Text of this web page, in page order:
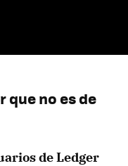
que no es de
de Ledger